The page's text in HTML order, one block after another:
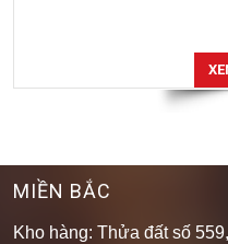
MIỀN BẮC
Kho hàng: Thửa đất số